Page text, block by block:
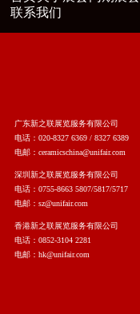
联系我们
广东新之联展览服务有限公司
电话：020-8327 6369 / 8327 6389
电邮：ceramicschina@unifair.com
深圳新之联展览服务有限公司
电话：0755-8663 5807/5817/5717
电邮：sz@unifair.com
香港新之联展览服务有限公司
电话：0852-3104 2281
电邮：hk@unifair.com